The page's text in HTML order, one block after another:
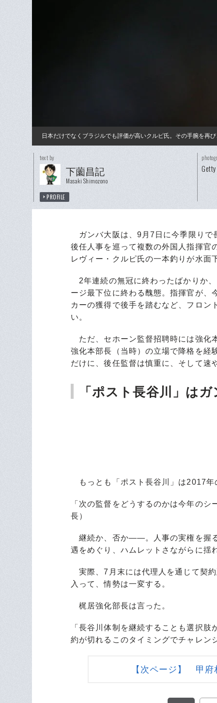
日本だけでなくブラジルでも評価が高いクルピ氏。その手腕を再
text by
下薗昌記
Masaki Shimozono
PROFILE
ガンバ大阪は、9月7日に今季限りで
後任人事を巡って複数の外国人指揮官
レヴィー・クルピ氏の一本釣りが水面
2年連続の無冠に終わったばかりか
ージ最下位に終わる醜態。指揮官が、
カーの獲得で後手を踏むなど、フロン
い。
ただ、セホーン監督招聘時には強化
強化本部長（当時）の立場で降格を経
だけに、後任監督は慎重に、そして速
「ポスト長谷川」は
もっとも「ポスト長谷川」は2017年
「次の監督をどうするのかは今年の
長）
継続か、否か――。人事の実権を握
遇をめぐり、ハムレットさながらに揺
実際、7月末には代理人を通じて契
入って、情勢は一変する。
梶居強化部長は言った。
「長谷川体制を継続することも選択
約が切れるこのタイミングでチャレン
【次ページ】 甲府